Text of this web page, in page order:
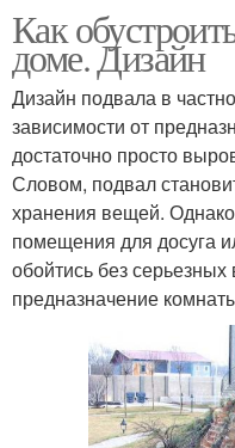
Как
доме. Дизайн
Дизайн подвала в
зависимости от
достаточно просто
Словом, подвал
хранения вещей.
помещения для досуга
обойтись без
предназначение